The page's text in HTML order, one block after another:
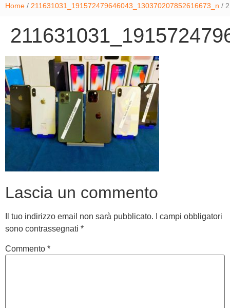
Home / 211631031_191572479646043_130370207852616673_n /
Lascia un commento
Il tuo indirizzo email non sarà pubblicato.
I campi obbligatori
sono contrassegnati *
Commento *